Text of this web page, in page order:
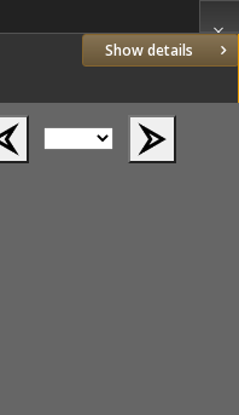
Show details